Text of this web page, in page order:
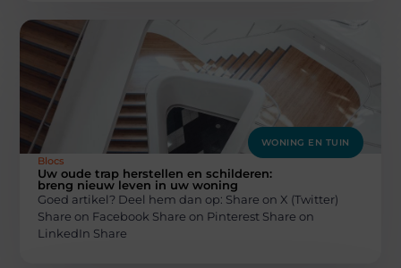
WONING EN TUIN
Blocs
Uw oude trap herstellen en schilderen:
breng nieuw leven in uw woning
Goed artikel? Deel hem dan op: Share on X (Twitter)
Share on Facebook Share on Pinterest Share on
LinkedIn Share